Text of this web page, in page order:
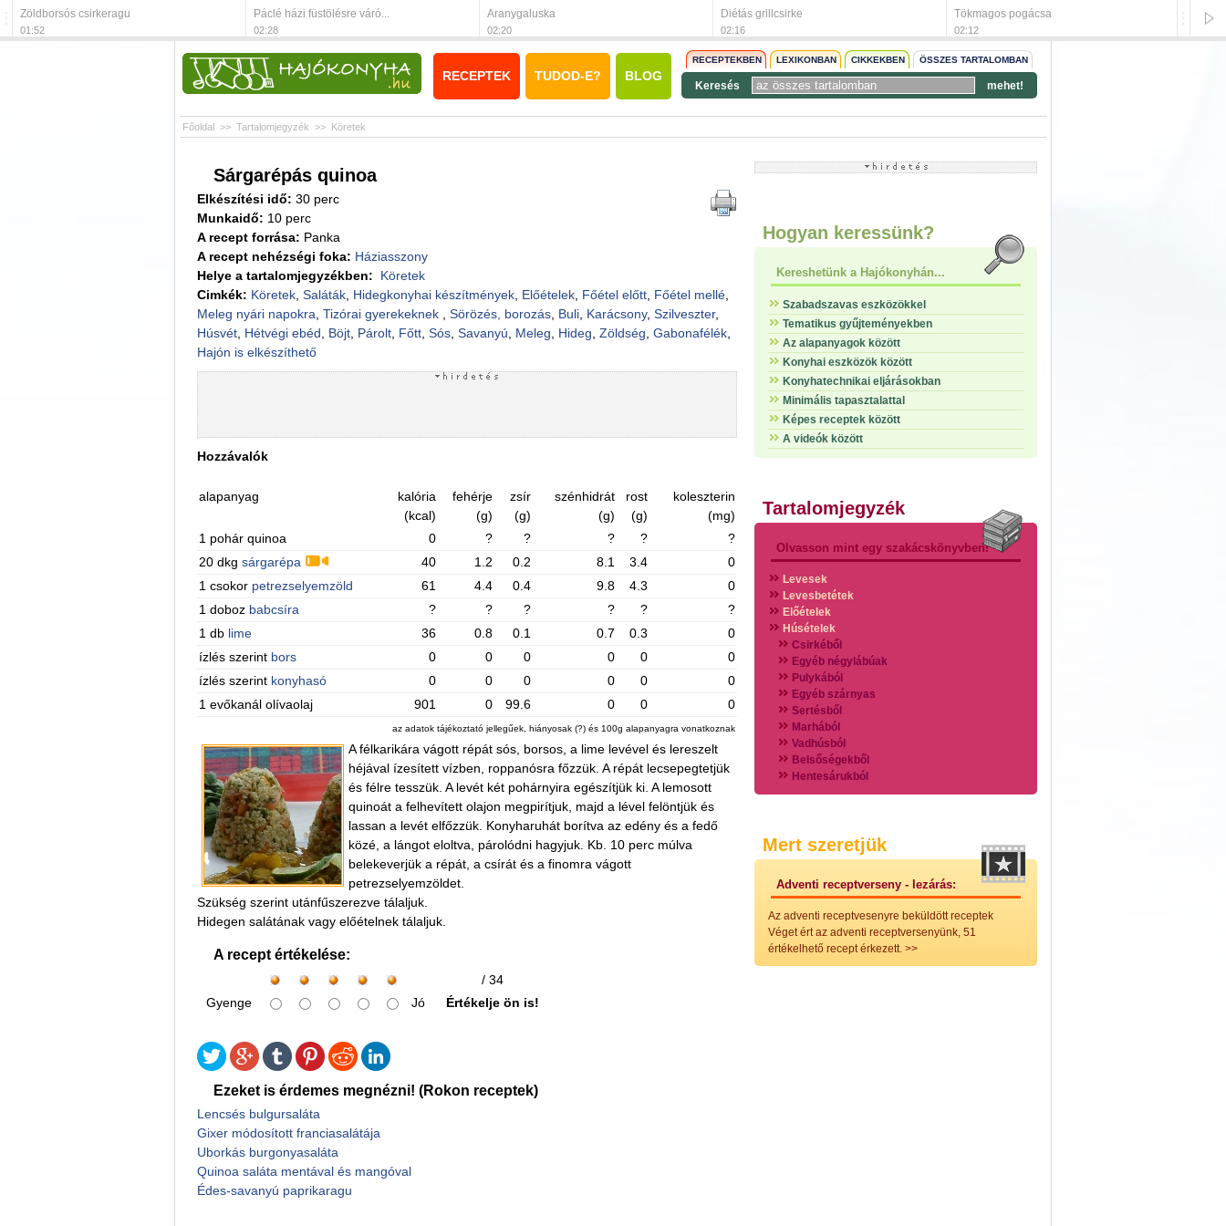
Zöldborsós csirkeragu
01:52
Páclé házi füstölésre váró...
02:28
Aranygaluska
02:20
Diétás grillcsirke
02:16
Tökmagos pogácsa
02:12
Pájsli
RECEPTEK TUDOD-E? BLOG
RECEPTEKBEN LEXIKONBAN CIKKEKBEN ÖSSZES TARTALOMBAN
Keresés mehet!
Főoldal >> Tartalomjegyzék >> Köretek
Sárgarépás quinoa
Elkészítési idő: 30 perc
Munkaidő: 10 perc
A recept forrása: Panka
A recept nehézségi foka: Háziasszony
Helye a tartalomjegyzékben:
Köretek
Cimkék: Köretek, Saláták, Hidegkonyhai készítmények, Előételek, Főétel előtt, Főétel mellé,
Meleg nyári napokra Tizórai gyerekeknek Sörözés, borozás, Buli, Karácsony, Szilveszter,
Húsvét, Hétvégi ebéd Böjt, Párolt, Főtt, Sós, Savanyú Meleg Hideg Zöldség Gabonafélék,
Hajón is elkészíthető
Hozzávalók
alapanyag
kalória
(kcal)
fehérje
(g)
zsír
(g)
szénhidrát
(g)
rost
(g)
koleszterin
(mg)
1 pohár quinoa
0 ? ? ? ?
?
20 dkg sárgarépa 40 1.2 0.2 8.1 3.4
0
1 csokor petrezselyemzöld 61 4.4 0.4 9.8 4.3
0
1 doboz babcsíra ? ? ? ? ?
?
1 db lime 36 0.8 0.1 0.7 0.3
0
ízlés szerint bors 0 0 0 0 0
0
ízlés szerint konyhasó 0 0 0 0 0
0
1 evőkanál olívaolaj
901 0 99.6 0 0 0
az adatok tájékoztató jellegűek, hiányosak (?) és 100g alapanyagra vonatkoznak
A félkarikára vágott répát sós, borsos, a lime levével és lereszelt
héjával ízesített vízben, roppanósra főzzük. A répát lecsepegtetjük
és félre tesszük. A levét két pohárnyira egészítjük ki. A lemosott
quinoát a felhevített olajon megpirítjuk, majd a lével felöntjük és
lassan a levét elfőzzük. Konyharuhát borítva az edény és a fedő
közé, a lángot eloltva, párolódni hagyjuk. Kb. 10 perc múlva
belekeverjük a répát, a csírát és a finomra vágott
petrezselyemzöldet.
Szükség szerint utánfűszerezve tálaljuk.
Hidegen salátának vagy előételnek tálaljuk.
A recept értékelése:
/ 34
Gyenge
Jó Értékelje ön is!
Ezeket is érdemes megnézni! (Rokon receptek)
Lencsés bulgursaláta
Gixer módosított franciasalátája
Uborkás burgonyasaláta
Quinoa saláta mentával és mangóval
Édes-savanyú paprikaragu
Hogyan keressünk?
Kereshetünk a Hajókonyhán...
Szabadszavas eszközökkel
Tematikus gyűjteményekben
Az alapanyagok között
Konyhai eszközök között
Konyhatechnikai eljárásokban
Minimális tapasztalattal
Képes receptek között
A videók között
Tartalomjegyzék
Olvasson mint egy szakácskönyvben!
Levesek
Levesbetétek
Előételek
Húsételek
Csirkéből
Egyéb négylábúak
Pulykából
Egyéb szárnyas
Sertésből
Marhából
Vadhúsból
Belsőségekből
Hentesárukból
Vadszárnyasokból
Halak
Hidegvérűek
Klasszikus főzelékek
Zöldséges ételek
Saláták
Hidegkonyhai készítmények
Mert szeretjük
Adventi receptverseny - lezárás:
Az adventi receptvesenyre beküldött receptek
Véget ért az adventi receptversenyünk, 51
értékelhető recept érkezett.>>